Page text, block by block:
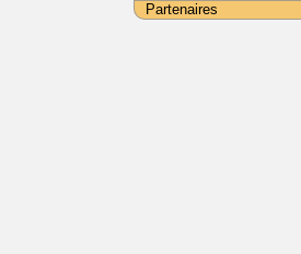
Partenaires